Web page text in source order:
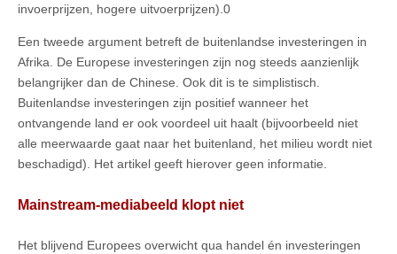
invoerprijzen, hogere uitvoerprijzen).0
Een tweede argument betreft de buitenlandse investeringen in
Afrika. De Europese investeringen zijn nog steeds aanzienlijk
belangrijker dan de Chinese. Ook dit is te simplistisch.
Buitenlandse investeringen zijn positief wanneer het
ontvangende land er ook voordeel uit haalt (bijvoorbeeld niet
alle meerwaarde gaat naar het buitenland, het milieu wordt niet
beschadigd). Het artikel geeft hierover geen informatie.
Mainstream-mediabeeld klopt niet
Het blijvend Europees overwicht qua handel én investeringen